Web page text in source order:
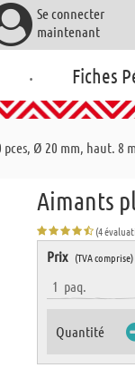
Se connecter
maintenant
. Fiches
pces, Ø 20 mm, haut. 8
Aimants
(4
Prix (TVA comprise)
1 paq.
Quantité